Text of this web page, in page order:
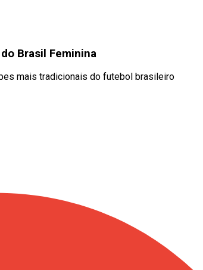
Brasil Feminina
mais tradicionais do futebol brasileiro